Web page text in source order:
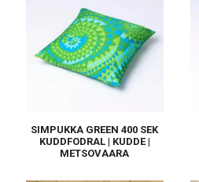
SIMPUKKA GREEN 400 SEK
KUDDFODRAL | KUDDE |
METSOVAARA